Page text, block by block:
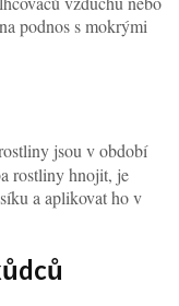
podnos s mokrými
jsou v období
rostliny hnojit, je
a aplikovat ho v